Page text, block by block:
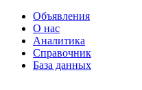
Объявления
О нас
Аналитика
Справочник
База данных